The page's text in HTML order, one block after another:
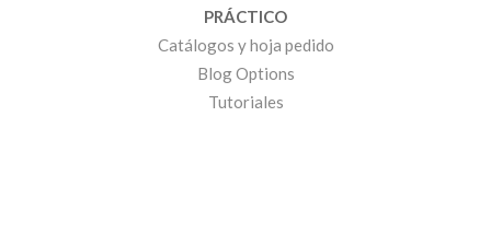
PRÁCTICO
Catálogos y hoja pedido
Blog Options
Tutoriales